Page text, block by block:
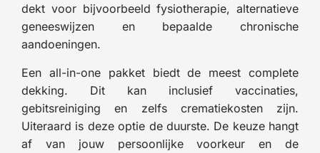
dekt voor bijvoorbeeld fysiotherapie, alternatieve
geneeswijzen en bepaalde chronische
aandoeningen.
Een all-in-one pakket biedt de meest complete
dekking. Dit kan inclusief vaccinaties,
gebitsreiniging en zelfs crematiekosten zijn.
Uiteraard is deze optie de duurste. De keuze hangt
af van jouw persoonlijke voorkeur en de